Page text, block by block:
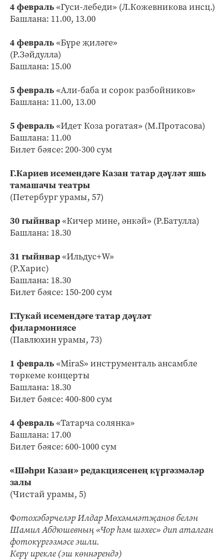
4 февраль«Гуси-лебеди» (Л.Кожевникова инсц.)
Башлана: 11.00, 13.00
4 февраль«Бүре җиләге»
(Р.Зәйдулла)
Башлана: 15.00
5 февраль«Али-баба и сорок разбойников»
Башлана: 11.00, 13.00
5 февраль«Идет Коза рогатая» (М.Протасова)
Башлана: 11.00
Билет бәясе: 200-300 сум
Г.Кариев исемендәге Казан татар дәүләт яшь
тамашачы театры
(Петербург урамы, 57)
30 гыйнвар«Кичер мине, әнкәй» (Р.Батулла)
Башлана: 18.30
31 гыйнвар«Ильдус+W»
(Р.Харис)
Башлана: 18.30
Билет бәясе: 150-200 сум
Г.Тукай исемендәге татар дәүләт
филармониясе
(Павлюхин урамы, 73)
1 февраль«MiraS» инструменталь ансамбле
төркеме концерты
Башлана: 18.30
Билет бәясе: 400-800 сум
4 февраль«Татарча солянка»
Башлана: 17.00
Билет бәясе: 600-1000 сум
«Шәһри Казан» редакциясенең күргәзмәләр
залы
(Чистай урамы, 5)
Фотохәбәрчеләр Илдар Мөхәммәтҗанов белән
Шамил Абдюшевның «Чор һәм шәхес» дип аталган
фотокүргәзмәсе эшли.
Керү ирекле (эш көннәрендә)